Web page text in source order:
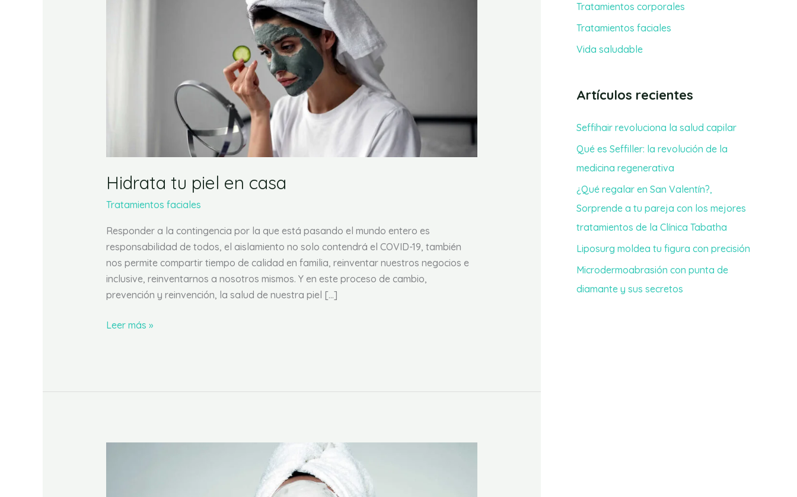
Hidrata tu piel en casa
Tratamientos faciales
Responder a la contingencia por la que está pasando el mundo entero es
responsabilidad de todos, el aislamiento no solo contendrá el COVID-19, también
nos permite compartir tiempo de calidad en familia, reinventar nuestros negocios e
inclusive, reinventarnos a nosotros mismos. Y en este proceso de cambio,
prevención y reinvención, la salud de nuestra piel […]
Leer más »
r
Tratamientos corporales
Tratamientos faciales
Vida saludable
Artículos recientes
Seffihair revoluciona la salud capilar
Qué es Seffiller: la revolución de la
medicina regenerativa
¿Qué regalar en San Valentín?,
Sorprende a tu pareja con los mejores
tratamientos de la Clínica Tabatha
Liposurg moldea tu figura con precisión
Microdermoabrasión con punta de
diamante y sus secretos